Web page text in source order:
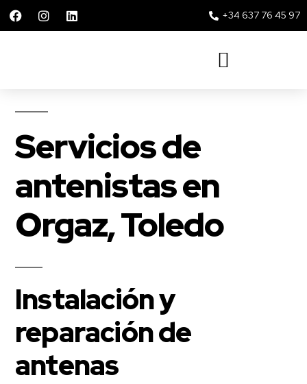
+34 637 76 45 97
Servicios de
antenistas en
Orgaz, Toledo
Instalación y
reparación de
antenas